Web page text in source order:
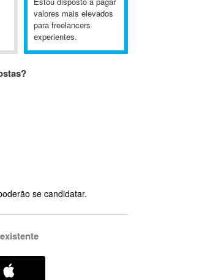
valores mais elevados
para freelancers
experientes.
se candidatar.